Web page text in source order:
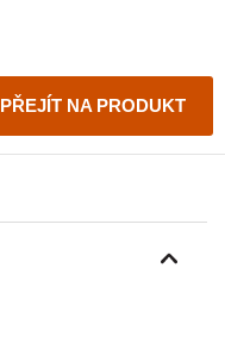
PŘEJÍT NA PRODUKT